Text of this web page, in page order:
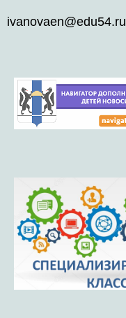
ivanovaen@edu54.ru